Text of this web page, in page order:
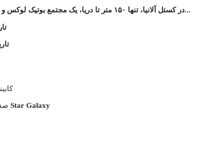
در کستل آلانیا، تنها ۱۵۰ متر تا دریا، یک مجتمع بوتیک لوکس و منحصر به‌فرد ساخته خواهد شد...
Star Galaxy